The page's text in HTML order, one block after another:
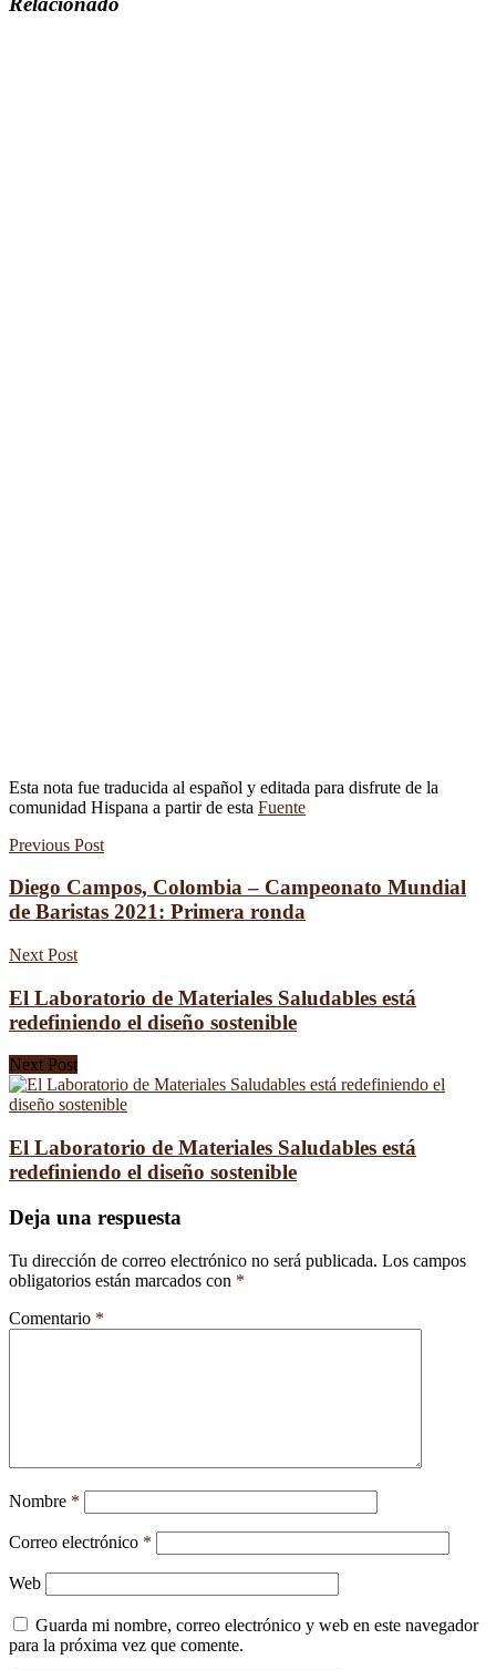
Esta nota fue traducida al español y editada para disfrute de la
comunidad Hispana a partir de esta Fuente
Previous Post
Diego Campos, Colombia – Campeonato Mundial
de Baristas 2021: Primera ronda
Next Post
El Laboratorio de Materiales Saludables está
redefiniendo el diseño sostenible
Next Post
El Laboratorio de Materiales Saludables está
redefiniendo el diseño sostenible
Deja una respuesta
Tu dirección de correo electrónico no será publicada. Los campos
obligatorios están marcados con *
Comentario *
Nombre *
Correo electrónico *
Web
Guarda mi nombre, correo electrónico y web en este navegador
para la próxima vez que comente.